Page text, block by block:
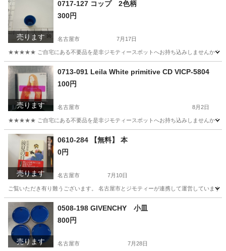
売ります
0717-127 コップ 2色柄
300円
名古屋市 7月17日
★★★★★ ご自宅にある不要品を是非ジモティースポットへお持ち込みしませんか？
愛知 名古屋市
売ります
0713-091 Leila White primitive CD VICP-5804
100円
名古屋市 8月2日
★★★★★ ご自宅にある不要品を是非ジモティースポットへお持ち込みしませんか？
愛知 名古屋市 White
売ります
0610-284 【無料】 本
0円
名古屋市 7月10日
ご覧いただき有り難うございます。 名古屋市とジモティーが連携して運営してい
愛知 名古屋市
売ります
0508-198 GIVENCHY 小皿
800円
名古屋市 7月28日